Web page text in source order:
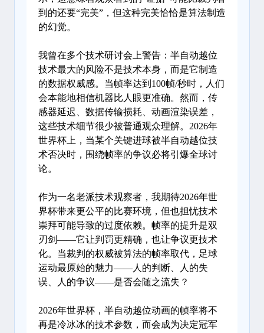
到的还要“完美”，但这种完美恰恰是算法制造
的幻觉。
我曾在多个技术研讨会上警告：半自动越位
技术最大的风险不是技术本身，而是它制造
的数据权威感。当帧率达到100帧/秒时，人们
会本能地相信机器比人眼更准确。然而，传
感器延迟、数据传输损耗、动画渲染误差，
这些技术细节很少被普通观众理解。2026年
世界杯上，当某个关键进球被半自动越位技
术否决时，围绕帧率的争议必将引爆全球讨
论。
作为一名老派技术观察者，我期待2026年世
界杯带来更公平的比赛环境，但也担忧技术
崇拜可能导致的过度依赖。帧率的提升是双
刃剑——它让判罚更精确，也让争议更技术
化。当裁判的权威被算法的帧率取代，足球
运动最原始的魅力——人的判断、人的失
误、人的争议——是否会随之流失？
2026年世界杯，半自动越位动画的帧率将不
再是冷冰冰的技术参数，而会成为决定冠军